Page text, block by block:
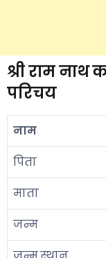
श्री राम नाथ
परिचय
नाम
पिता
माता
जन्म